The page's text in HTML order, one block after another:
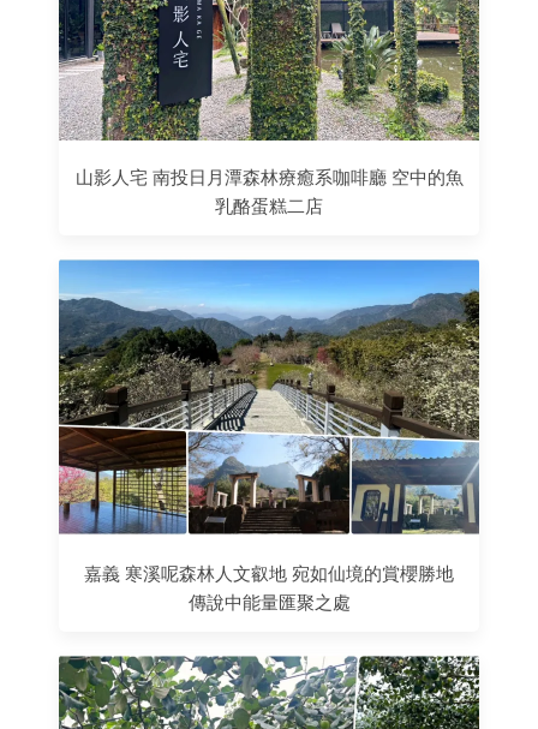
山影人宅 南投日月潭森林療癒系咖啡廳 空中的魚
乳酪蛋糕二店
嘉義 寒溪呢森林人文叡地 宛如仙境的賞櫻勝地
傳說中能量匯聚之處